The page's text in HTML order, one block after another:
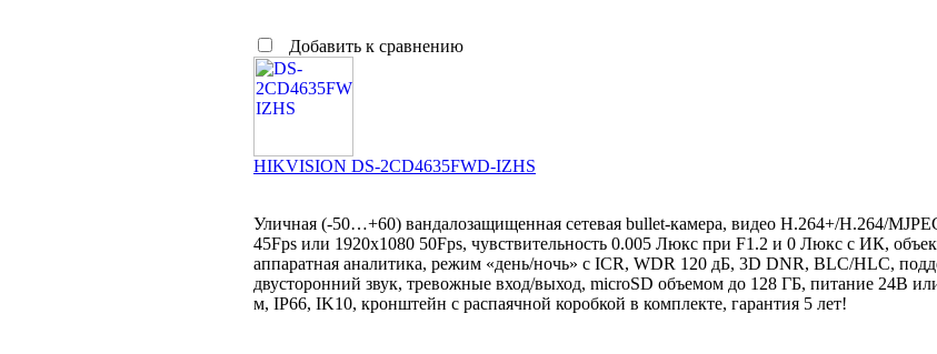
Добавить к сравнению
HIKVISION DS-2CD4635FWD-IZHS
Уличная (-50…+60) вандалозащищенная сетевая bullet-камера, видео H.264+/H.264/
45Fps или 1920x1080 50Fps, чувствительность 0.005 Люкс при F1.2 и 0 Люкс с ИК,
аппаратная аналитика, режим «день/ночь» с ICR, WDR 120 дБ, 3D DNR, BLC/HLC,
двусторонний звук, тревожные вход/выход, microSD объемом до 128 ГБ, питание 24В
м, IP66, IK10, кронштейн с распаячной коробкой в комплекте, гарантия 5 лет!